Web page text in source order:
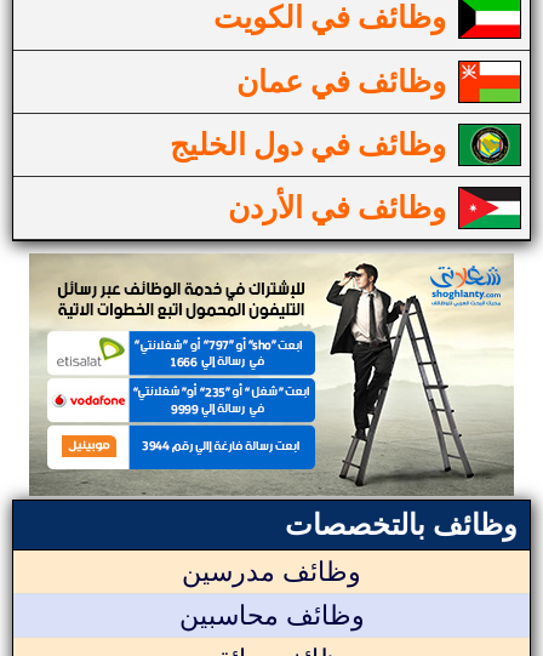
وظائف في الكويت
وظائف في عمان
وظائف في دول الخليج
وظائف في الأردن
وظائف بالتخصصات
وظائف مدرسين
وظائف محاسبين